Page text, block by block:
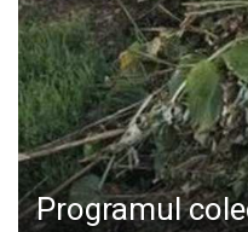
SPECIAL
POLITIC
LIFE
Programul